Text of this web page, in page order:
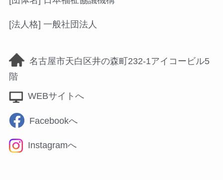
[法人格] 一般社団法人
名古屋市天白区井の森町232-1アイコービル5
階
WEBサイトへ
Facebookへ
Instagramへ